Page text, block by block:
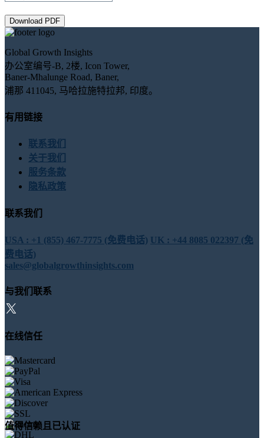
Download PDF
Global Growth Insights
办公室编号-B, 2楼, Icon Tower,
Baner-Mhalunge Road, Baner,
浦那 411045, 马哈拉施特拉邦, 印度。
有用链接
联系我们
关于我们
服务条款
隐私政策
联系我们
USA : +1 (855) 467-7775 (免费电话) UK : +44 8085 022397 (免
费电话)
sales@globalgrowthinsights.com
与我们联系
在线信任
值得信赖且已认证